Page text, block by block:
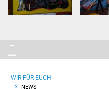
WIR FÜR EUCH
NEWS